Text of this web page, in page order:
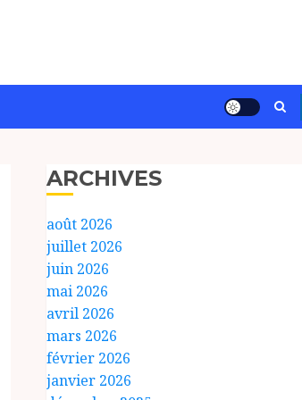
ARCHIVES
août 2026
juillet 2026
juin 2026
mai 2026
avril 2026
mars 2026
février 2026
janvier 2026